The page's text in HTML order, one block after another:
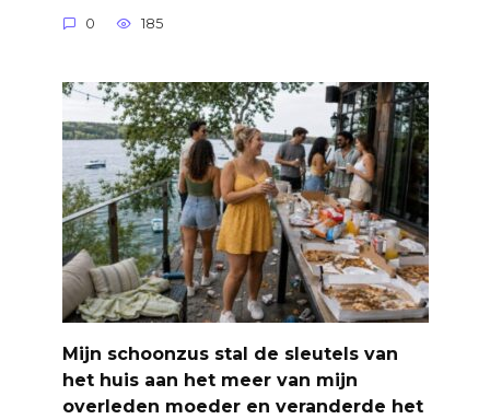
0 185
Mijn schoonzus stal de sleutels van
het huis aan het meer van mijn
overleden moeder en veranderde het